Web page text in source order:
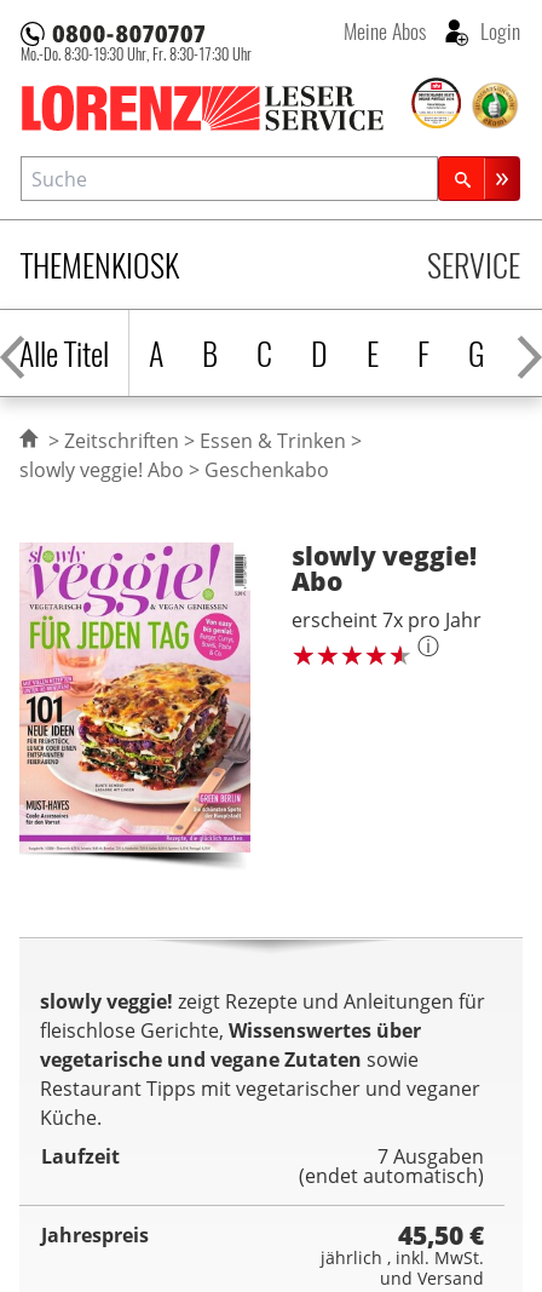
Lorenz Leserservice
Mo.-Do. 8:30-19:30 Uhr, Fr. 8:30-17:30 Uhr
Meine Abos Login
THEMENKIOSK
Alle Titel
A B C D E F G H
SERVICE
Suche
Zeitschriftensuche
Zeitschriften
Essen & Trinken
slowly veggie! Abo
Geschenkabo
slowly veggie!
Abo
erscheint 7x pro Jahr
ⓘ
slowly veggie! zeigt Rezepte und Anleitungen für
fleischlose Gerichte, Wissenswertes über
vegetarische und vegane Zutaten sowie
Restaurant Tipps mit vegetarischer und veganer
Küche.
Laufzeit
7 Ausgaben
(endet automatisch)
Jahrespreis 45,50 €
jährlich , inkl. MwSt.
und Versand